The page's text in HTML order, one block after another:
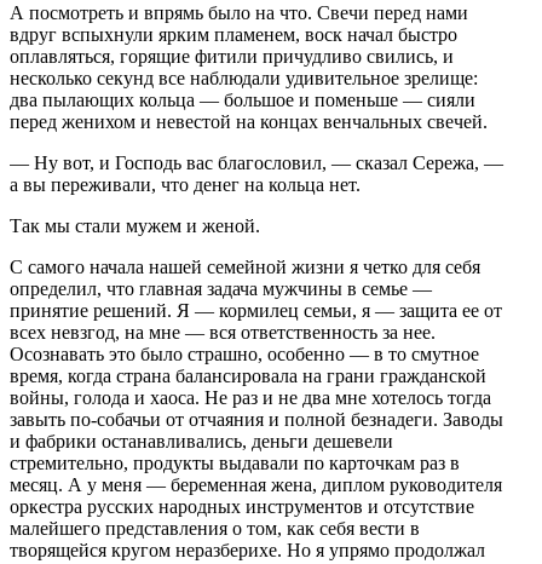
А посмотреть и впрямь было на что. Свечи перед нами
вдруг вспыхнули ярким пламенем, воск начал быстро
оплавляться, горящие фитили причудливо свились, и
несколько секунд все наблюдали удивительное зрелище:
два пылающих кольца — большое и поменьше — сияли
перед женихом и невестой на концах венчальных свечей.
— Ну вот, и Господь вас благословил, — сказал Сережа, —
а вы переживали, что денег на кольца нет.
Так мы стали мужем и женой.
С самого начала нашей семейной жизни я четко для себя
определил, что главная задача мужчины в семье —
принятие решений. Я — кормилец семьи, я — защита ее от
всех невзгод, на мне — вся ответственность за нее.
Осознавать это было страшно, особенно — в то смутное
время, когда страна балансировала на грани гражданской
войны, голода и хаоса. Не раз и не два мне хотелось тогда
завыть по-собачьи от отчаяния и полной безнадеги. Заводы
и фабрики останавливались, деньги дешевели
стремительно, продукты выдавали по карточкам раз в
месяц. А у меня — беременная жена, диплом руководителя
оркестра русских народных инструментов и отсутствие
малейшего представления о том, как себя вести в
творящейся кругом неразберихе. Но я упрямо продолжал